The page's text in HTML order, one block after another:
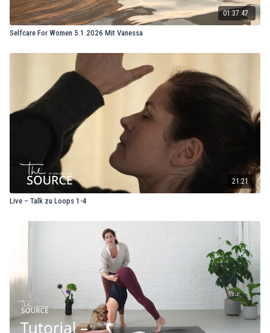
01:37:47
Selfcare For Women 5.1.2026 Mit Vanessa
21:21
Live – Talk zu Loops 1-4